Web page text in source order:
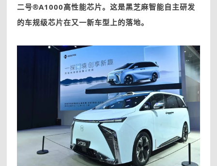
二号®A1000高性能芯片。这是黑芝麻智能自主研发
的车规级芯片在又一新车型上的落地。